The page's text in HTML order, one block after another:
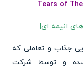
انیمه ای|
جذاب و تعاملی که
و توسط شرکت